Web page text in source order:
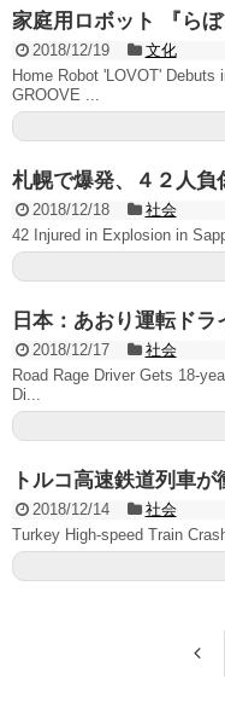
家庭用ロボット 『ら
2018/12/19
文化
Home Robot 'LOVOT'
GROOVE ...
札幌で爆発、４２人負
2018/12/18
社会
42 Injured in Explosion in
日本：あおり運転ド
2018/12/17
社会
Road Rage Driver Gets 18-
Di...
トルコ高速鉄道列車
2018/12/14
社会
Turkey High-speed Train